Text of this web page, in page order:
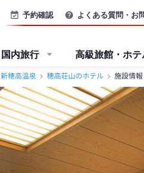
予約確認 よくある質問・お
国内旅行 高級旅館・ホテ
新穂高温泉 穂高荘山のホテル 施設情報